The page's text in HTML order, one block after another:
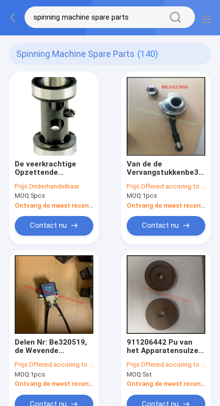
Spinning Machine Spare Parts (140)
De veerkrachtige
Opzettende
de Reeks
Spinmachine voor
Saurer Autocoro
Prijs:Onderhandelbaar
MOQ:5pcs
Contact nu
Van de de
Picanol Wevende
Machines de
Oliepomp
Prijs:Offered accoring to the Qty ,Exchange Rate
MOQ:1pcs
Contact nu
Delen Nr: Be320519,
de Wevende
van Picanol
Prijs:Offered accoring to the Qty ,Exchange Rate
MOQ:1pcs
Contact nu
911206442 Pu van
het Apparatensulzer
aandrijvingsschijf
Ontdoende van
Prijs:Offered accoring to the Qty
MOQ:5st
Contact nu